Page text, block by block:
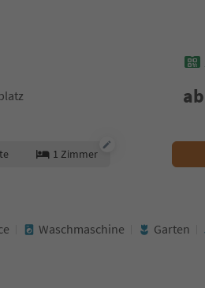
ab
1 Zimmer
Waschmaschine Garten